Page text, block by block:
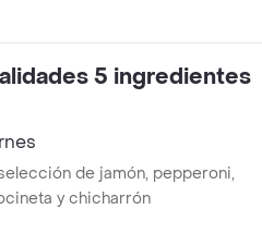
5 ingredientes
de jamón, pepperoni,
y chicharrón